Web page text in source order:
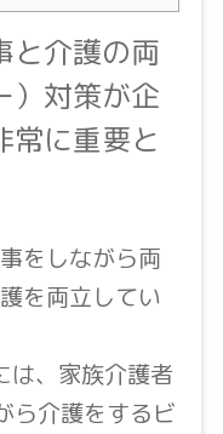
と介護の両
）対策が企
常に重要と
をしながら両
を両立してい
、家族介護者
ら介護をするビ